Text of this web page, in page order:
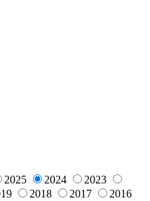
2025 2024
2023
2018 2017
2016